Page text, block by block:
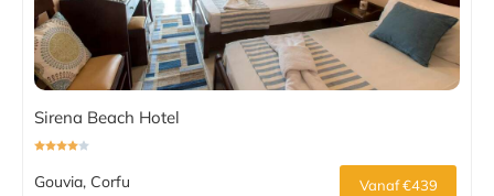
Sirena Beach Hotel
Gouvia, Corfu Vanaf €439